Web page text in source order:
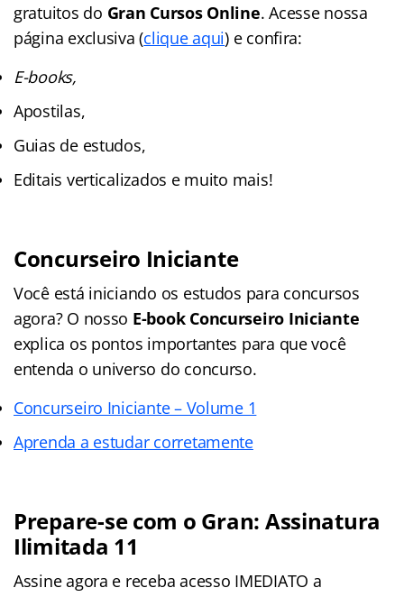
gratuitos do Gran Cursos Online. Acesse nossa
página exclusiva (clique aqui) e confira:
E-books,
Apostilas,
Guias de estudos,
Editais verticalizados e muito mais!
Concurseiro Iniciante
Você está iniciando os estudos para concursos
agora? O nosso E-book Concurseiro Iniciante
explica os pontos importantes para que você
entenda o universo do concurso.
Concurseiro Iniciante – Volume 1
Aprenda a estudar corretamente
Prepare-se com o Gran: Assinatura
Ilimitada 11
Assine agora e receba acesso IMEDIATO a